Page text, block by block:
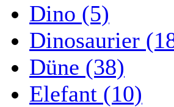
Dino (5)
Dinosaurier
Düne (38)
Elefant (10)